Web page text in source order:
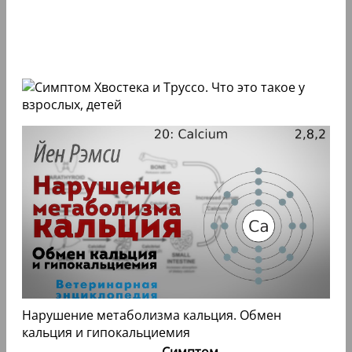
Нарушение метаболизма кальция. Обмен
кальция и гипокальциемия